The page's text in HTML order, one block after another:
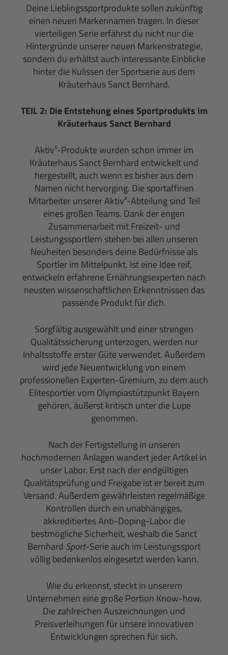
Deine Lieblingssportprodukte sollen zukünftig
einen neuen Markennamen tragen. In dieser
vierteiligen Serie erfährst du nicht nur die
Hintergründe unserer neuen Markenstrategie,
sondern du erhältst auch interessante Einblicke
hinter die Kulissen der Sportserie aus dem
Kräuterhaus Sanct Bernhard.
TEIL 2: Die Entstehung eines Sportprodukts im
Kräuterhaus Sanct Bernhard
Aktiv³-Produkte wurden schon immer im
Kräuterhaus Sanct Bernhard entwickelt und
hergestellt, auch wenn es bisher aus dem
Namen nicht hervorging. Die sportaffinen
Mitarbeiter unserer Aktiv³-Abteilung sind Teil
eines großen Teams. Dank der engen
Zusammenarbeit mit Freizeit- und
Leistungssportlern stehen bei allen unseren
Neuheiten besonders deine Bedürfnisse als
Sportler im Mittelpunkt. Ist eine Idee reif,
entwickeln erfahrene Ernährungsexperten nach
neusten wissenschaftlichen Erkenntnissen das
passende Produkt für dich.
Sorgfältig ausgewählt und einer strengen
Qualitätssicherung unterzogen, werden nur
Inhaltsstoffe erster Güte verwendet. Außerdem
wird jede Neuentwicklung von einem
professionellen Experten-Gremium, zu dem auch
Elitesportler vom Olympiastützpunkt Bayern
gehören, äußerst kritisch unter die Lupe
genommen.
Nach der Fertigstellung in unseren
hochmodernen Anlagen wandert jeder Artikel in
unser Labor. Erst nach der endgültigen
Qualitätsprüfung und Freigabe ist er bereit zum
Versand. Außerdem gewährleisten regelmäßige
Kontrollen durch ein unabhängiges,
akkreditiertes Anti-Doping-Labor die
bestmögliche Sicherheit, weshalb die Sanct
Bernhard Sport-Serie auch im Leistungssport
völlig bedenkenlos eingesetzt werden kann.
Wie du erkennst, steckt in unserem
Unternehmen eine große Portion Know-how.
Die zahlreichen Auszeichnungen und
Preisverleihungen für unsere innovativen
Entwicklungen sprechen für sich.